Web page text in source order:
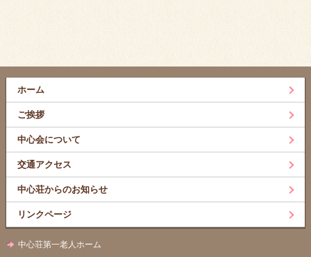
ホーム
ご挨拶
中心会について
交通アクセス
中心荘からのお知らせ
リンクページ
中心荘第一老人ホーム